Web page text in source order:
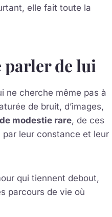
elle fait toute la
parler de lui
ne cherche même pas à
de bruit, d’images,
modestie rare, de ces
par leur constance et leur
qui tiennent debout,
parcours de vie où